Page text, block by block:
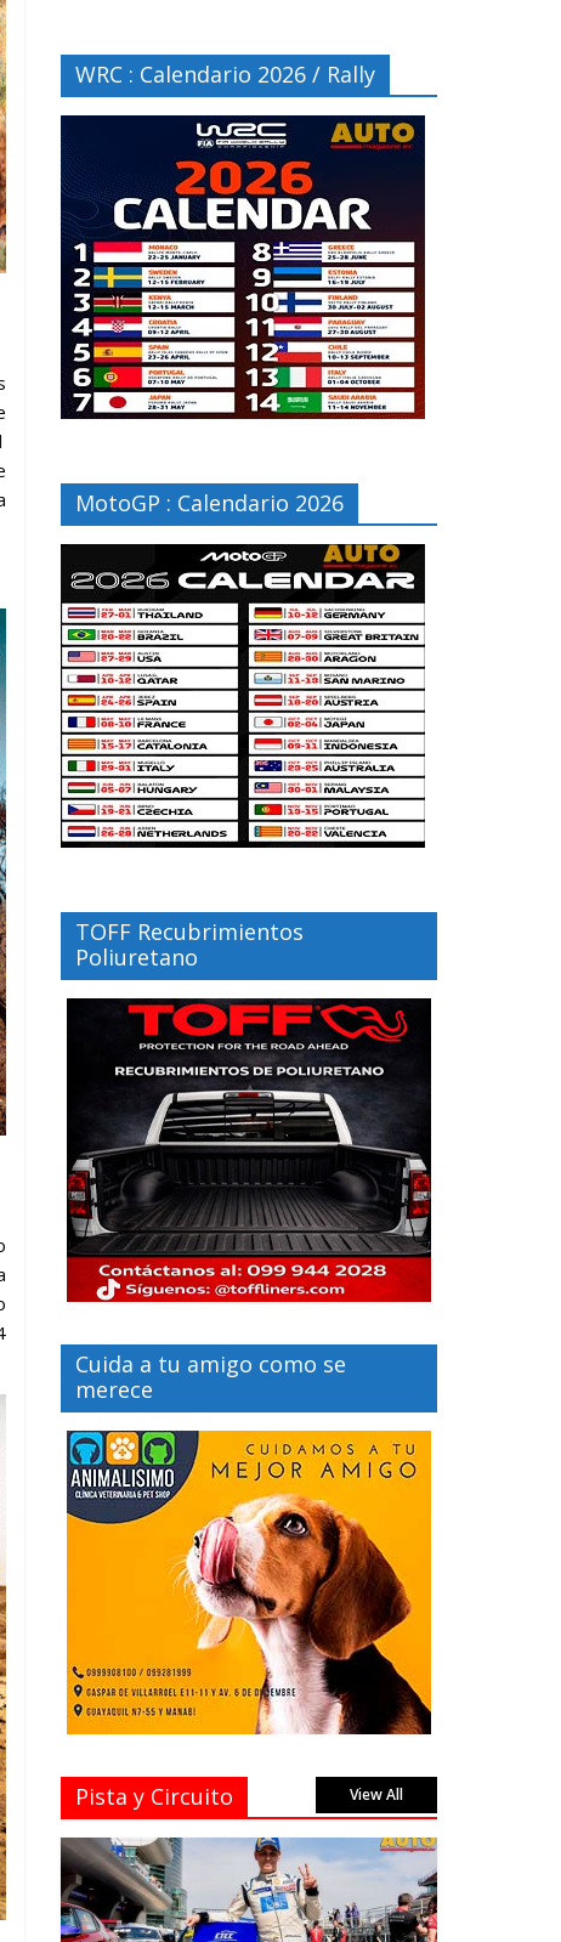
WRC : Calendario 2026 / Rally
MotoGP : Calendario 2026
TOFF Recubrimientos
Poliuretano
Cuida a tu amigo como se
merece
Pista y Circuito View All